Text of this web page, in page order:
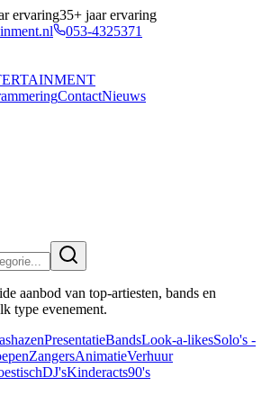
ervaring35+ jaar ervaring
053-4325371
ContactNieuws
aanbod van top-artiesten, bands en
type evenement.
PresentatieBandsLook-a-likesSolo's -
ZangersAnimatieVerhuur
DJ'sKinderacts90's